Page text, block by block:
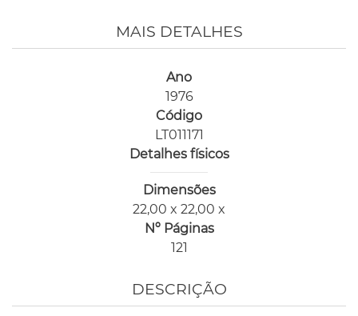
MAIS DETALHES
Ano
1976
Código
LT011171
Detalhes físicos
Dimensões
22,00 x 22,00 x
Nº Páginas
121
DESCRIÇÃO